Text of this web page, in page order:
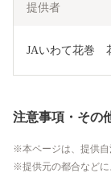
提供者
JAいわて花巻　
注意事項・その
本ページは、提供
提供元の都合など